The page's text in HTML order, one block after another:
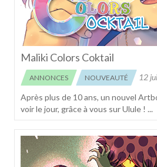
Maliki Colors Coktail
ANNONCES NOUVEAUTÉ
12
Après plus de 10 ans, un nouvel
voir le jour, grâce à vous sur Ulule ! ...